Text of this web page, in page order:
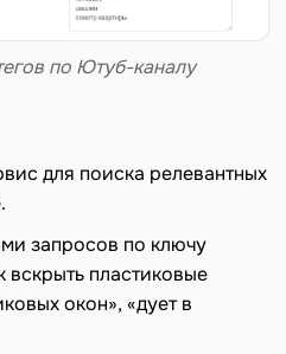
по Ютуб-каналу
для поиска релевантных
запросов по ключу
вскрыть пластиковые
окон», «дует в